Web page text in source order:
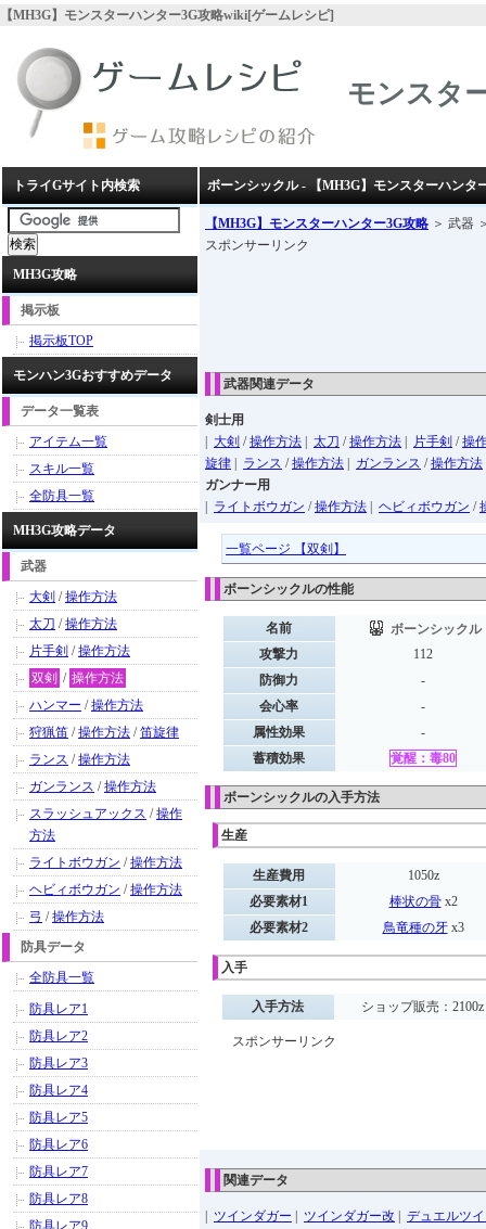
【MH3G】モンスターハンター3G攻略wiki[ゲームレシピ]
モンスタ
ボーンシックル - 【MH3G】モンスターハンタ
【MH3G】モンスターハンター3G攻略 ＞ 武器
スポンサーリンク
武器関連データ
剣士用
大剣 /操作方法 太刀 /操作方法 片手剣 /操
旋律
ランス /操作方法 ガンランス /操作方法
ガンナー用
ライトボウガン /操作方法 ヘビィボウガン /
一覧ページ 【双剣】
ボーンシックルの性能
名前
ボーンシックル
攻撃力
112
防御力
-
会心率
-
属性効果
-
蓄積効果
覚醒：毒80
ボーンシックルの入手方法
生産
生産費用
1050z
必要素材1
棒状の骨x2
必要素材2
鳥竜種の牙x3
入手
入手方法 ショップ販売：2100z
スポンサーリンク
関連データ
ツインダガー ツインダガー改
デュエルツ
トライGサイト内検索
MH3G攻略
掲示板
掲示板TOP
モンハン3Gおすすめデータ
データ一覧表
アイテム一覧
スキル一覧
全防具一覧
MH3G攻略データ
武器
大剣 /操作方法
太刀 /操作方法
片手剣 /操作方法
双剣 / 操作方法
ハンマー /操作方法
狩猟笛 /操作方法 /笛旋律
ランス /操作方法
ガンランス /操作方法
スラッシュアックス /操作
方法
ライトボウガン /操作方法
ヘビィボウガン /操作方法
弓 /操作方法
防具データ
全防具一覧
防具レア1
防具レア2
防具レア3
防具レア4
防具レア5
防具レア6
防具レア7
防具レア8
防具レア9